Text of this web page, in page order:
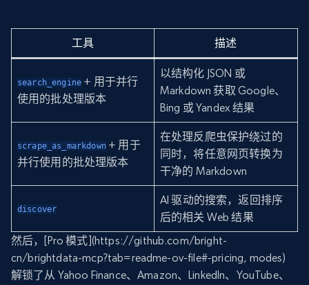
工具 描述
search_engine + 用于并行
使用的批处理版本
以结构化 JSON 或
Markdown 获取 Google、
Bing 或 Yandex 结果
scrape_as_markdown+ 用于
并行使用的批处理版本
在处理反爬虫保护绕过的
同时，将任意网页转换为
干净的 Markdown
discover
AI 驱动的搜索，返回排序
后的相关 Web 结果
然后，[Pro 模式](https://github.com/bright-
cn/brightdata-mcp?tab=readme-ov-file#-pricing, modes)
解锁了从 Yahoo Finance、Amazon、LinkedIn、YouTube、